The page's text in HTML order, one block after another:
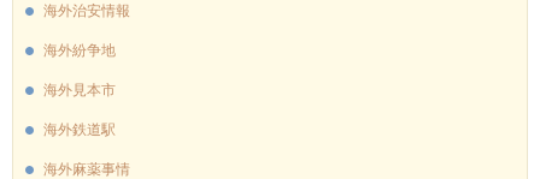
海外治安情報
海外紛争地
海外見本市
海外鉄道駅
海外麻薬事情